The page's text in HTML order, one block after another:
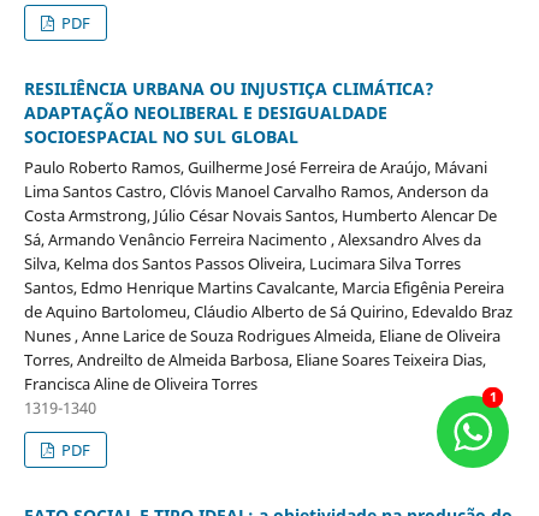
PDF
RESILIÊNCIA URBANA OU INJUSTIÇA CLIMÁTICA?
ADAPTAÇÃO NEOLIBERAL E DESIGUALDADE
SOCIOESPACIAL NO SUL GLOBAL
Paulo Roberto Ramos, Guilherme José Ferreira de Araújo, Mávani
Lima Santos Castro, Clóvis Manoel Carvalho Ramos, Anderson da
Costa Armstrong, Júlio César Novais Santos, Humberto Alencar De
Sá, Armando Venâncio Ferreira Nacimento , Alexsandro Alves da
Silva, Kelma dos Santos Passos Oliveira, Lucimara Silva Torres
Santos, Edmo Henrique Martins Cavalcante, Marcia Efigênia Pereira
de Aquino Bartolomeu, Cláudio Alberto de Sá Quirino, Edevaldo Braz
Nunes , Anne Larice de Souza Rodrigues Almeida, Eliane de Oliveira
Torres, Andreilto de Almeida Barbosa, Eliane Soares Teixeira Dias,
Francisca Aline de Oliveira Torres
1319-1340
PDF
1
1